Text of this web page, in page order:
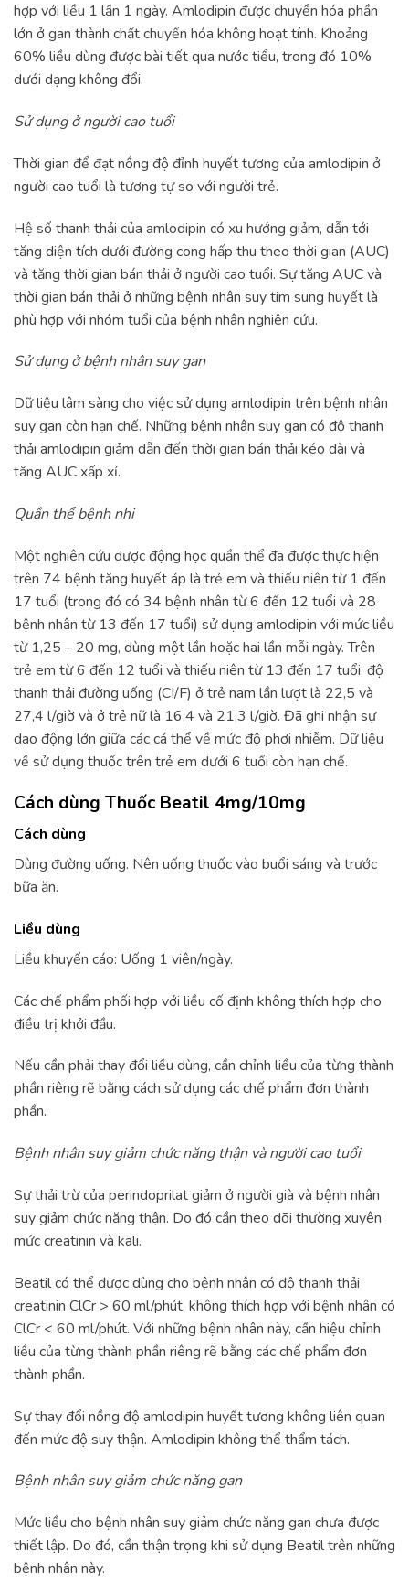
hợp với liều 1 lần 1 ngày. Amlodipin được chuyển hóa phần
lớn ở gan thành chất chuyển hóa không hoạt tính. Khoảng
60% liều dùng được bài tiết qua nước tiểu, trong đó 10%
dưới dạng không đổi.
Sử dụng ở người cao tuổi
Thời gian để đạt nồng độ đỉnh huyết tương của amlodipin ở
người cao tuổi là tương tự so với người trẻ.
Hệ số thanh thải của amlodipin có xu hướng giảm, dẫn tới
tăng diện tích dưới đường cong hấp thu theo thời gian (AUC)
và tăng thời gian bán thải ở người cao tuổi. Sự tăng AUC và
thời gian bán thải ở những bệnh nhân suy tim sung huyết là
phù hợp với nhóm tuổi của bệnh nhân nghiên cứu.
Sử dụng ở bệnh nhân suy gan
Dữ liệu lâm sàng cho việc sử dụng amlodipin trên bệnh nhân
suy gan còn hạn chế. Những bệnh nhân suy gan có độ thanh
thải amlodipin giảm dẫn đến thời gian bán thải kéo dài và
tăng AUC xấp xỉ.
Quần thể bệnh nhi
Một nghiên cứu dược động học quần thể đã được thực hiện
trên 74 bệnh tăng huyết áp là trẻ em và thiếu niên từ 1 đến
17 tuổi (trong đó có 34 bệnh nhân từ 6 đến 12 tuổi và 28
bệnh nhân từ 13 đến 17 tuổi) sử dụng amlodipin với mức liều
từ 1,25 – 20 mg, dùng một lần hoặc hai lần mỗi ngày. Trên
trẻ em từ 6 đến 12 tuổi và thiếu niên từ 13 đến 17 tuổi, độ
thanh thải đường uống (CI/F) ở trẻ nam lần lượt là 22,5 và
27,4 l/giờ và ở trẻ nữ là 16,4 và 21,3 l/giờ. Đã ghi nhận sự
dao động lớn giữa các cá thể về mức độ phơi nhiễm. Dữ liệu
về sử dụng thuốc trên trẻ em dưới 6 tuổi còn hạn chế.
Cách dùng Thuốc Beatil 4mg/10mg
Cách dùng
Dùng đường uống. Nên uống thuốc vào buổi sáng và trước
bữa ăn.
Liều dùng
Liều khuyến cáo: Uống 1 viên/ngày.
Các chế phẩm phối hợp với liều cố định không thích hợp cho
điều trị khởi đầu.
Nếu cần phải thay đổi liều dùng, cần chỉnh liều của từng thành
phần riêng rẽ bằng cách sử dụng các chế phẩm đơn thành
phần.
Bệnh nhân suy giảm chức năng thận và người cao tuổi
Sự thải trừ của perindoprilat giảm ở người già và bệnh nhân
suy giảm chức năng thận. Do đó cần theo dõi thường xuyên
mức creatinin và kali.
Beatil có thể được dùng cho bệnh nhân có độ thanh thải
creatinin ClCr > 60 ml/phút, không thích hợp với bệnh nhân có
ClCr < 60 ml/phút. Với những bệnh nhân này, cần hiệu chỉnh
liều của từng thành phần riêng rẽ bằng các chế phẩm đơn
thành phần.
Sự thay đổi nồng độ amlodipin huyết tương không liên quan
đến mức độ suy thận. Amlodipin không thể thẩm tách.
Bệnh nhân suy giảm chức năng gan
Mức liều cho bệnh nhân suy giảm chức năng gan chưa được
thiết lập. Do đó, cần thận trọng khi sử dụng Beatil trên những
bệnh nhân này.